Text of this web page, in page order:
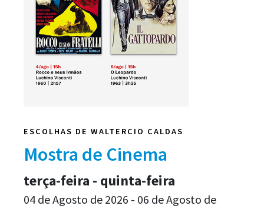
ESCOLHAS DE WALTERCIO CALDAS
Mostra de Cinema
terça-feira - quinta-feira
04 de Agosto de 2026 - 06 de Agosto de